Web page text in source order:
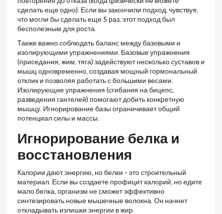
сделать еще одно). Если вы закончили подход, чувствуя,
что могли бы сделать еще 5 раз, этот подход был
бесполезным для роста.
Также важно соблюдать баланс между базовыми и
изолирующими упражнениями. Базовые упражнения
(приседания, жим, тяга) задействуют несколько суставов и
мышц одновременно, создавая мощный гормональный
отклик и позволяя работать с большими весами.
Изолирующие упражнения (сгибания на бицепс,
разведения гантелей) помогают добить конкретную
мышцу. Игнорирование базы ограничивает общий
потенциал силы и массы.
Игнорирование белка и
восстановления
Калории дают энергию, но белки - это строительный
материал. Если вы создаете профицит калорий, но едите
мало белка, организм не сможет эффективно
синтезировать новые мышечные волокна. Он начнет
откладывать излишки энергии в жир.